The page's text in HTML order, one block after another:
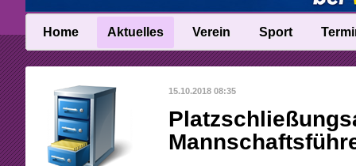
Home Aktuelles
News
News-Archiv
Verein
Vereinsinfo
Vereinschronik
Anfahrt
Sport
Trainer
Talentinos
15.10.2018 08:35